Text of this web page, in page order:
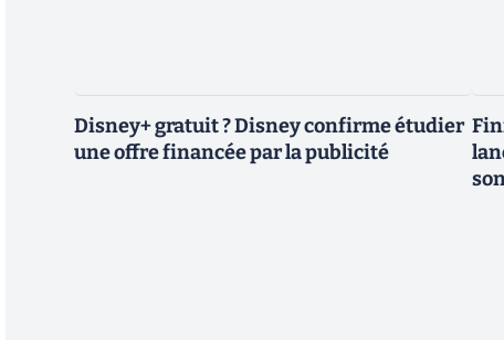
Disney+ gratuit ? Disney confirme étudier
une offre financée par la publicité